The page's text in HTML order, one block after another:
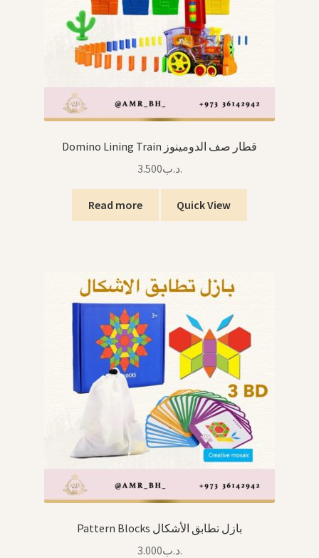
Domino Lining Train قطار صف الدومينوز
.د.ب3.500
Read more Quick View
Pattern Blocks بازل تطابق الأشكال
.د.ب3.000